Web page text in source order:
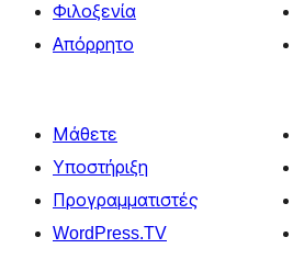
Φιλοξενία
Απόρρητο
Μάθετε
Υποστήριξη
Προγραμματιστές
WordPress.TV